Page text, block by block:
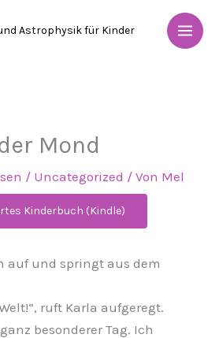
Astrophysik für Kinder
Mond
/ Uncategorized / Von Mel
Kinderbuch (Kindle)
auf und springt aus dem
ruft Karla aufgeregt.
besonderer Tag. Ich